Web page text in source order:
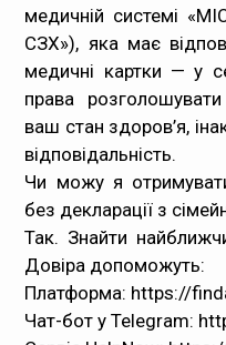
медичній системі
СЗХ»), яка має
медичні картки — у
права
ваш стан здоров’я,
відповідальність.
Чи можу я
без декларації з
Так. Знайти
Довіра допоможуть:
Платформа: https://
Чат-бот у Telegram: